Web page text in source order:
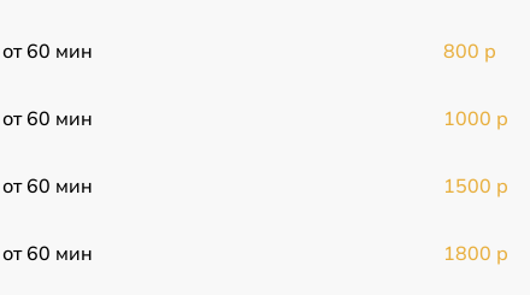
от 60 мин 800 р
от 60 мин 1000 р
от 60 мин 1500 р
от 60 мин 1800 р